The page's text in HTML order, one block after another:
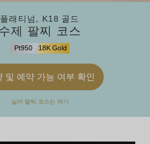
플래티넘, K18 골드
제 팔찌 코스
Pt950 18K Gold
및 예약 가능 여부 확인
실버 팔찌 코스는 여기